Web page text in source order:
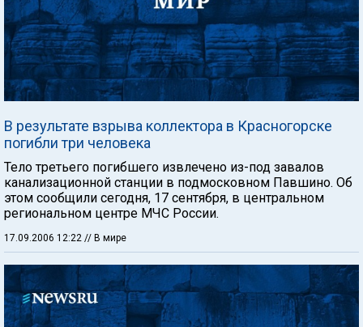
В результате взрыва коллектора в Красногорске
погибли три человека
Тело третьего погибшего извлечено из-под завалов
канализационной станции в подмосковном Павшино. Об
этом сообщили сегодня, 17 сентября, в центральном
региональном центре МЧС России.
17.09.2006 12:22 // В мире